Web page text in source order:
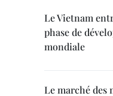
Le Vietnam
phase de
mondiale
Le marché des